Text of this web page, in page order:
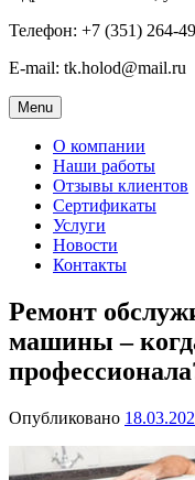
Телефон: +7 (351) 264-
E-mail: tk.holod@mail.ru
Menu
О компании
Наши работы
Отзывы клиентов
Сертификаты
Услуги
Новости
Контакты
Ремонт
машины –
Опубликовано